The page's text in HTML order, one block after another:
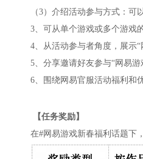
（3）介绍活动参与方式：可
3、可从单个游戏或多个游戏
4、从活动参与者角度，展示
5、分享邀请好友参与“网易
6、围绕网易官服活动福利和
【任务奖励】
在#网易游戏新春福利话题下